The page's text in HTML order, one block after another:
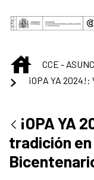
Saltar al
INICIO
CCE -
¡OPA YA
tradición en